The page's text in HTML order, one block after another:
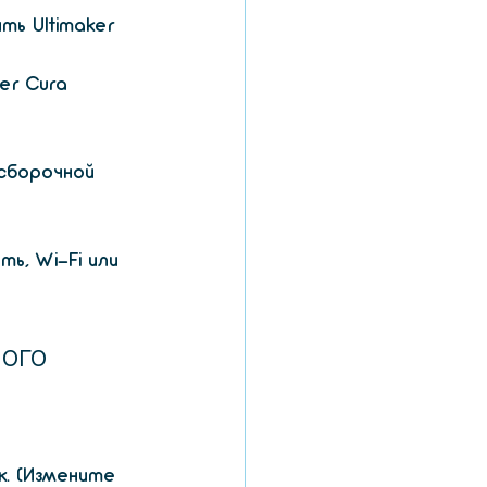
Ultimaker
Cura
Wi-Fi или
(Измените